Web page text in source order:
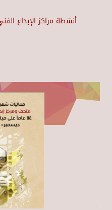
أنشطة مراكز الإبداع